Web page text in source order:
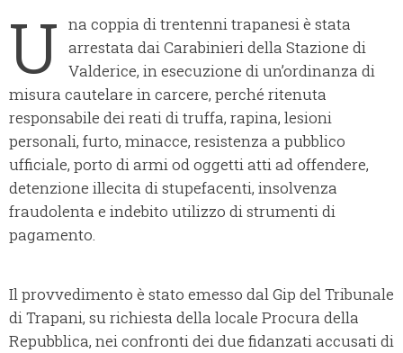
U na coppia di trentenni trapanesi è stata
arrestata dai Carabinieri della Stazione di
Valderice, in esecuzione di un’ordinanza di
misura cautelare in carcere, perché ritenuta
responsabile dei reati di truffa, rapina, lesioni
personali, furto, minacce, resistenza a pubblico
ufficiale, porto di armi od oggetti atti ad offendere,
detenzione illecita di stupefacenti, insolvenza
fraudolenta e indebito utilizzo di strumenti di
pagamento.
Il provvedimento è stato emesso dal Gip del Tribunale
di Trapani, su richiesta della locale Procura della
Repubblica, nei confronti dei due fidanzati accusati di